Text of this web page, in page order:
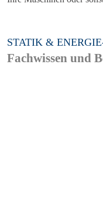
STATIK &
Fachwissen und